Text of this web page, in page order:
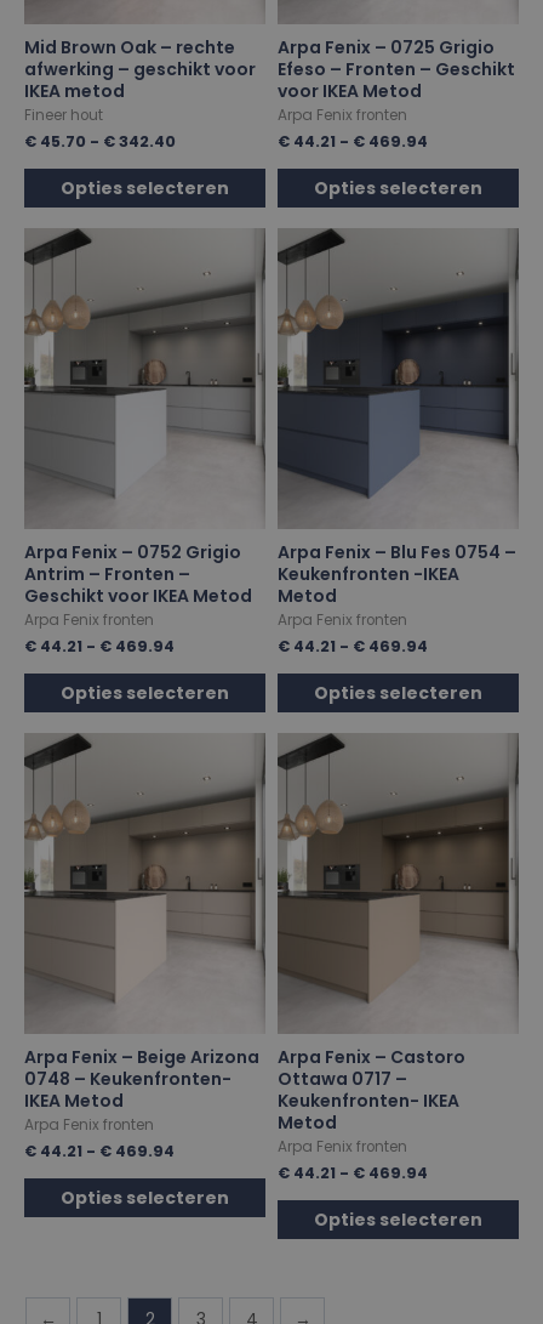
Mid Brown Oak – rechte
afwerking – geschikt voor
IKEA metod
Fineer hout
€ 45.70 - €342.40
Opties selecteren
Arpa Fenix – 0725 Grigio
Efeso – Fronten – Geschikt
voor IKEA Metod
Arpa Fenix fronten
€ 44.21 - € 469.94
Opties selecteren
Arpa Fenix – 0752 Grigio
Antrim – Fronten –
Geschikt voor IKEA Metod
Arpa Fenix fronten
€ 44.21 - € 469.94
Opties selecteren
Arpa Fenix – Blu Fes 0754 –
Keukenfronten -IKEA
Metod
Arpa Fenix fronten
€ 44.21 - € 469.94
Opties selecteren
Arpa Fenix – Beige Arizona
0748 – Keukenfronten-
IKEA Metod
Arpa Fenix fronten
€ 44.21 - € 469.94
Opties selecteren
Arpa Fenix – Castoro
Ottawa 0717 –
Keukenfronten- IKEA
Metod
Arpa Fenix fronten
€ 44.21 - € 469.94
Opties selecteren